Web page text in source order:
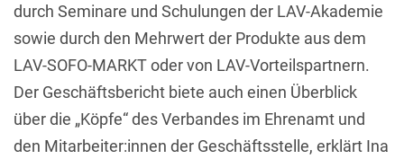
durch Seminare und Schulungen der LAV-Akademie
sowie durch den Mehrwert der Produkte aus dem
LAV-SOFO-MARKT oder von LAV-Vorteilspartnern.
Der Geschäftsbericht biete auch einen Überblick
über die „Köpfe“ des Verbandes im Ehrenamt und
den Mitarbeiter:innen der Geschäftsstelle, erklärt Ina